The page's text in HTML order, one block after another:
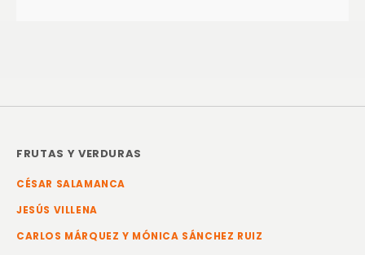
FRUTAS Y VERDURAS
CÉSAR SALAMANCA
JESÚS VILLENA
CARLOS MÁRQUEZ Y MÓNICA SÁNCHEZ RUIZ